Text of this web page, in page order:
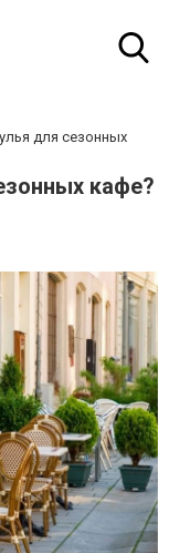
для сезонных
кафе?